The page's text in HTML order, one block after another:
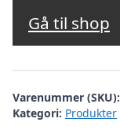
Gå til shop
Varenummer (SKU):
Kategori: Produkter